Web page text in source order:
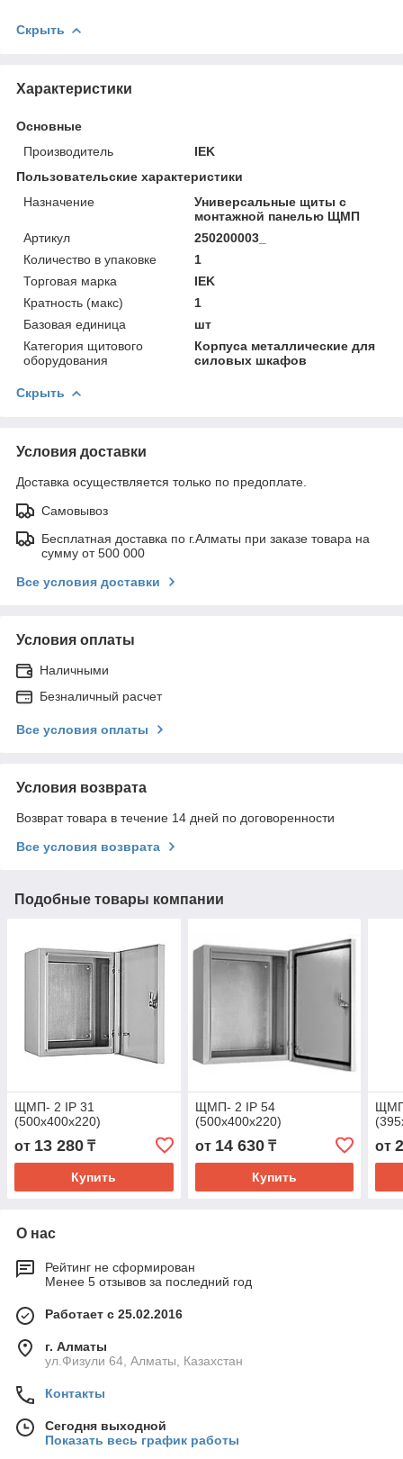
Скрыть
Характеристики
Основные
Производитель
IEK
Пользовательские характеристики
Назначение
Универсальные щиты с
монтажной панелью ЩМП
Артикул
250200003_
Количество в упаковке
1
Торговая марка
IEK
Кратность (макс)
1
Базовая единица
шт
Категория щитового
оборудования
Корпуса металлические для
силовых шкафов
Скрыть
Условия доставки
Доставка осуществляется только по предоплате.
Самовывоз
Бесплатная доставка по г.Алматы при заказе товара на
сумму от 500 000
Все условия доставки
Условия оплаты
Наличными
Безналичный расчет
Все условия оплаты
Условия возврата
Возврат товара в течение 14 дней по договоренности
Все условия возврата
Подобные товары компании
ЩМП- 2 IP 31
(500х400х220)
от 13 280 ₸
Купить
ЩМП- 2 IP 54
(500х400х220)
от 14 630₸
Купить
от
О нас
Рейтинг не сформирован
Менее 5 отзывов за последний год
Работает с 25.02.2016
г. Алматы
ул.Физули 64, Алматы, Казахстан
Контакты
Сегодня выходной
Показать весь график работы